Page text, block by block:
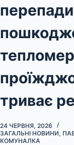
триває
24 ЧЕРВНЯ, 2026
ЗАГАЛЬНІ НОВИНИ,
КОМУНАЛКА